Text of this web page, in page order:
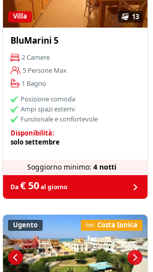
13
Villa
BluMarini 5
2 Camere
5 Persone Max
1 Bagno
Posizione comoda
Ampi spazi esterni
Funzionale e confortevole
Disponibilità:
solo settembre
Soggiorno minimo: 4 notti
Da€ 50al giorno
Ugento Costa Ionica